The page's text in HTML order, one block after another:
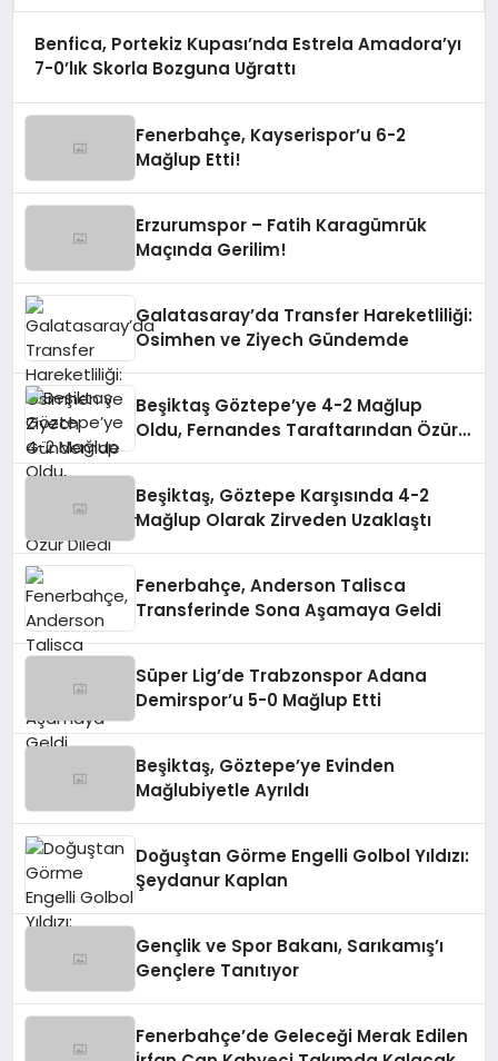
Benfica, Portekiz Kupası’nda Estrela Amadora’yı
7-0’lık Skorla Bozguna Uğrattı
Fenerbahçe, Kayserispor’u 6-2
Mağlup Etti!
Erzurumspor – Fatih Karagümrük
Maçında Gerilim!
Galatasaray’da Transfer Hareketliliği:
Osimhen ve Ziyech Gündemde
Beşiktaş Göztepe’ye 4-2 Mağlup
Oldu, Fernandes Taraftarından Özür
Beşiktaş, Göztepe Karşısında 4-2
Mağlup Olarak Zirveden Uzaklaştı
Fenerbahçe, Anderson Talisca
Transferinde Sona Aşamaya Geldi
Süper Lig’de Trabzonspor Adana
Demirspor’u 5-0 Mağlup Etti
Beşiktaş, Göztepe’ye Evinden
Mağlubiyetle Ayrıldı
Doğuştan Görme Engelli Golbol Yıldızı:
Şeydanur Kaplan
Gençlik ve Spor Bakanı, Sarıkamış’ı
Gençlere Tanıtıyor
Fenerbahçe’de Geleceği Merak Edilen